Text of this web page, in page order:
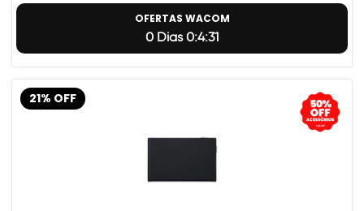
OFERTAS WACOM
0 Dias 0:4:31
21% OFF